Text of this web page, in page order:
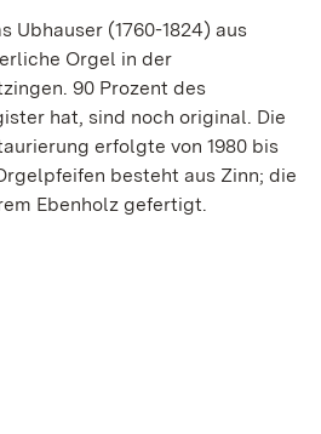
Ubhauser (1760-1824) aus
Orgel in der
90 Prozent des
hat, sind noch original. Die
erfolgte von 1980 bis
besteht aus Zinn; die
Ebenholz gefertigt.